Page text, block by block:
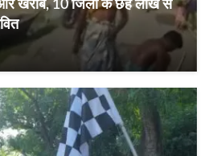
खराब, 10 जिलों के छह लाख से